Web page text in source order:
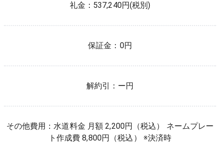
礼金： 537,240円(税別)
保証金： 0円
解約引： ー円
その他費用：水道料金 月額 2,200円（税込） ネームプレー
ト作成費 8,800円（税込） ※決済時